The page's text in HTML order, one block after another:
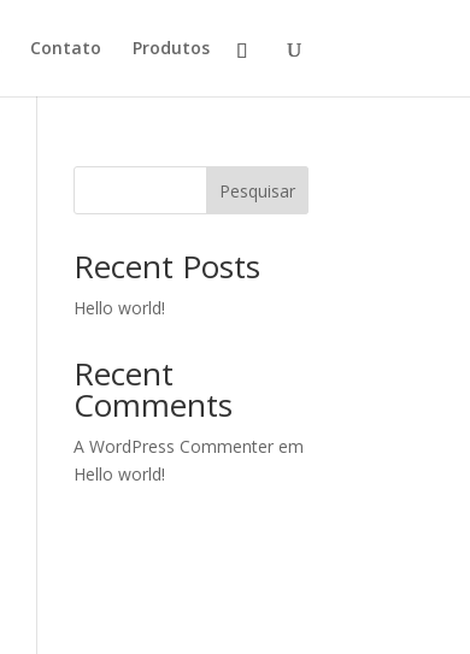
Contato Produtos
Pesquisar
Recent Posts
Hello world!
Recent
Comments
A WordPress Commenter em
Hello world!